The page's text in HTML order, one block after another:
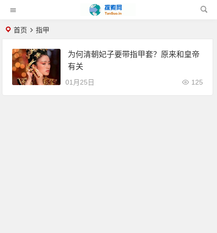
首页 指甲
为何清朝妃子要带指甲套？原来和皇帝
有关
01月25日 125